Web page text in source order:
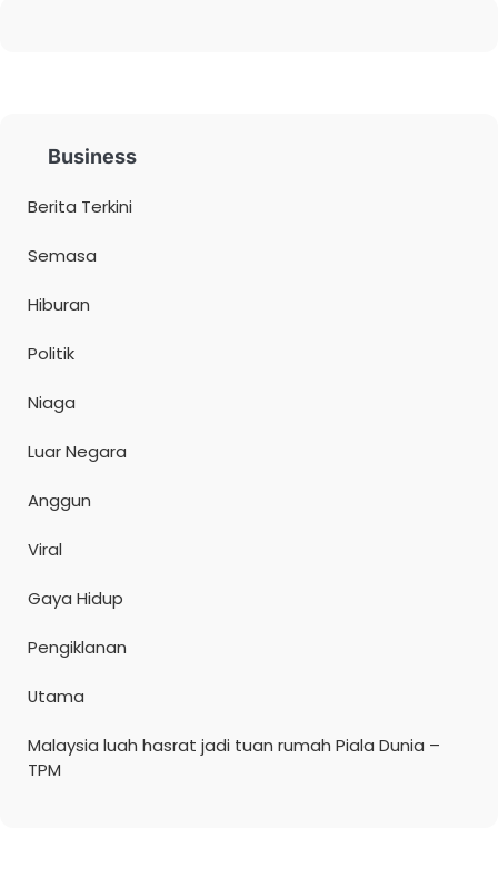
Business
Berita Terkini
Semasa
Hiburan
Politik
Niaga
Luar Negara
Anggun
Viral
Gaya Hidup
Pengiklanan
Utama
Malaysia luah hasrat jadi tuan rumah Piala Dunia –
TPM